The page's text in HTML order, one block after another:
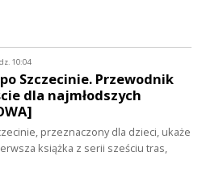
10:04
Szczecinie. Przewodnik
dla najmłodszych
przeznaczony dla dzieci, ukaże
książka z serii sześciu tras,